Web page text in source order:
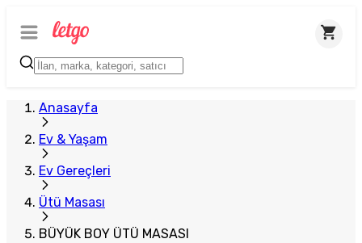
Anasayfa
Ev & Yaşam
Ev Gereçleri
Ütü Masası
BÜYÜK BOY ÜTÜ MASASI